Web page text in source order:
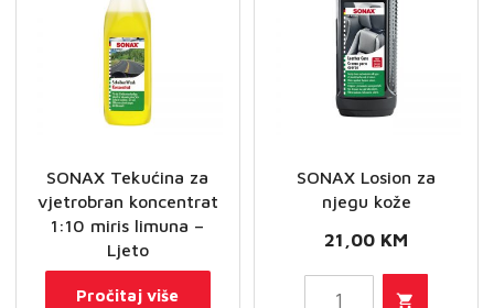
SONAX Tekućina za
vjetrobran koncentrat
1:10 miris limuna –
Ljeto
Pročitaj više
SONAX Losion za
njegu kože
21,00 KM
SONAX